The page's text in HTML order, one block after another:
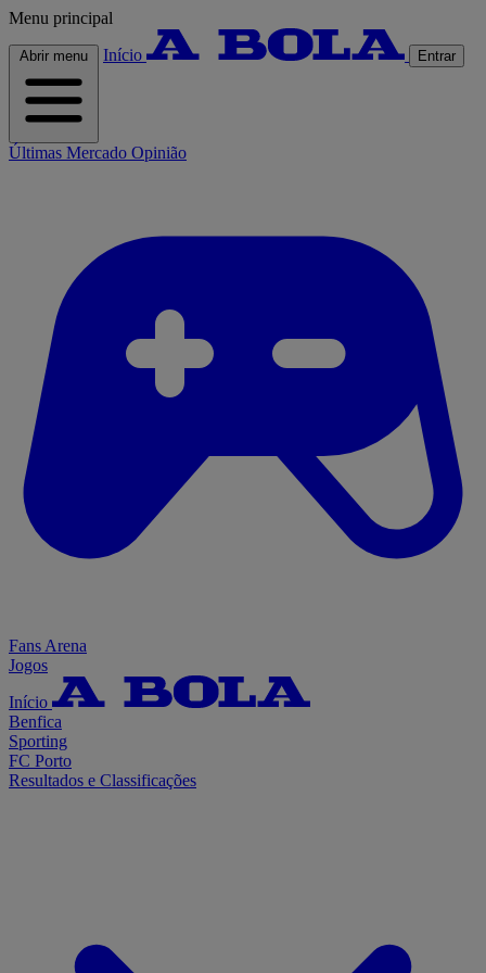
Menu principal
Abrir menu Início Entrar
Últimas Mercado Opinião
Fans Arena
Jogos
Início
Benfica
Sporting
FC Porto
Resultados e Classificações